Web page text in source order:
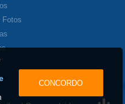
Fotos
CONCORDO